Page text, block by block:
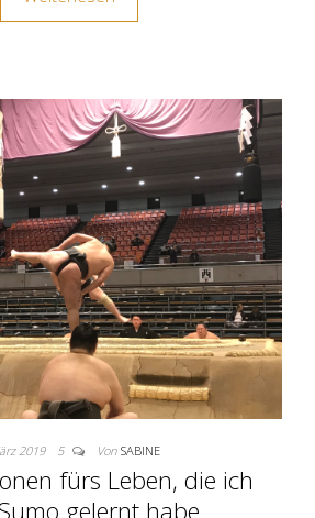
2019 5 Von SABINE
fürs Leben, die ich
gelernt habe